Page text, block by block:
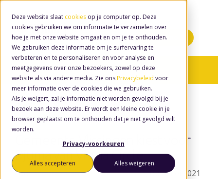
Deze website slaat cookies op je computer op. Deze
cookies gebruiken we om informatie te verzamelen over
hoe je met onze website omgaat en om je te onthouden.
We gebruiken deze informatie om je surfervaring te
verbeteren en te personaliseren en voor analyse en
meetgegevens over onze bezoekers, zowel op deze
website als via andere media. Zie ons Privacybeleid voor
meer informatie over de cookies die we gebruiken.
Als je weigert, zal je informatie niet worden gevolgd bij je
bezoek aan deze website. Er wordt een kleine cookie in je
browser geplaatst om te onthouden dat je niet gevolgd wilt
worden.
Privacy-voorkeuren
Alles accepteren Alles weigeren
Minidemo's
Nieuws/ Bestuur
Gemeente Vlissingen kiest voor
Djuma van Visma Circle
doorWouter van den Eerenbeemt, op 4 mei 2021